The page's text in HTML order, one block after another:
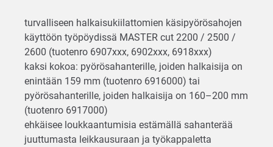
turvalliseen halkaisukiilattomien käsipyörösahojen
käyttöön työpöydissä MASTER cut 2200 / 2500 /
2600 (tuotenro 6907xxx, 6902xxx, 6918xxx)
kaksi kokoa: pyörösahanterille, joiden halkaisija on
enintään 159 mm (tuotenro 6916000) tai
pyörösahanterille, joiden halkaisija on 160–200 mm
(tuotenro 6917000)
ehkäisee loukkaantumisia estämällä sahanterää
juuttumasta leikkausuraan ja työkappaletta